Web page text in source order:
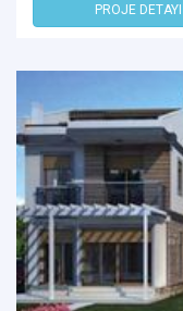
PROJE DETAYI